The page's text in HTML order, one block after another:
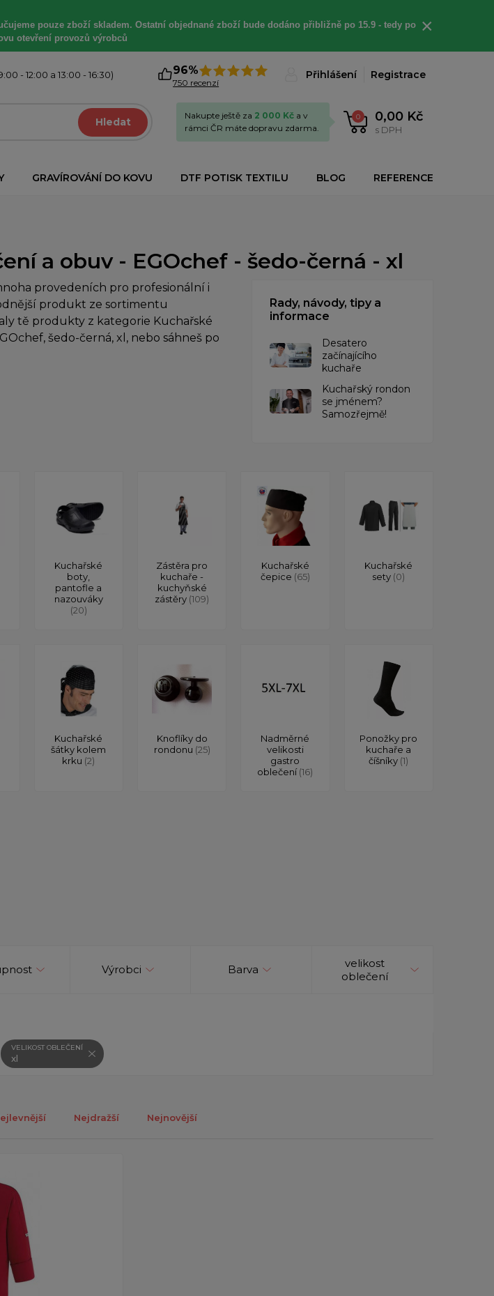
pouze zboží skladem. Ostatní objednané zboží bude dodáno přibližně po 15.9 - tedy po
otevření provozů výrobců
×
- 12:00 a 13:00 - 16:30) 96%
750 recenzí
Přihlášení Registrace
Hledat 0 0,00 Kč
s DPH
Nakupte ještě za 2 000 Kč a v
rámci ČR máte dopravu zdarma.
GRAVÍROVÁNÍ DO KOVU DTF POTISK TEXTILU BLOG REFERENCE
a obuv - EGOchef - šedo-černá - xl
provedeních pro profesionální i
produkt ze sortimentu
tě produkty z kategorie Kuchařské
šedo-černá, xl, nebo sáhneš po
Rady, návody, tipy a
informace
Desatero
začínajícího
kuchaře
Kuchařský rondon
se jménem?
Samozřejmě!
Kuchařské
boty,
pantofle a
nazouváky
(20)
Zástěra pro
kuchaře -
kuchyňské
zástěry (109)
Kuchařské
čepice (65)
Kuchařské
sety (0)
Kuchařské
šátky kolem
krku (2)
Knoflíky do
rondonu (25)
Nadměrné
velikosti
gastro
oblečení(16)
Ponožky pro
kuchaře a
číšníky (1)
Výrobci Barva
velikost
oblečení
VELIKOST OBLEČENÍ
xl
Nejdražší Nejnovější